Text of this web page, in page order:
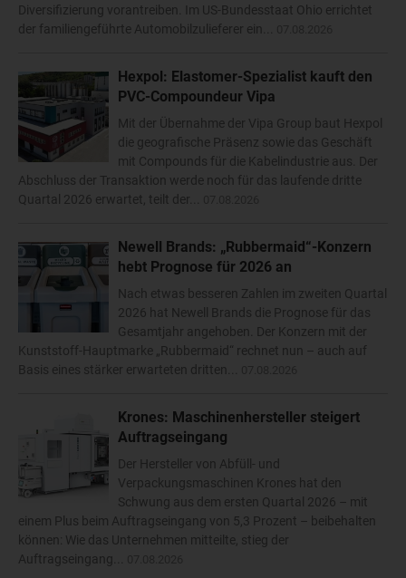
Diversifizierung vorantreiben. Im US-Bundesstaat Ohio errichtet
der familiengeführte Automobilzulieferer ein...
Hexpol: Elastomer-Spezialist kauft den
PVC-Compoundeur Vipa
Mit der Übernahme der Vipa Group baut Hexpol
die geografische Präsenz sowie das Geschäft
mit Compounds für die Kabelindustrie aus. Der
Abschluss der Transaktion werde noch für das laufende dritte
Quartal 2026 erwartet, teilt der...
Newell Brands: „Rubbermaid“-Konzern
hebt Prognose für 2026 an
Nach etwas besseren Zahlen im zweiten Quartal
2026 hat Newell Brands die Prognose für das
Gesamtjahr angehoben. Der Konzern mit der
Kunststoff-Hauptmarke „Rubbermaid“ rechnet nun – auch auf
Basis eines stärker erwarteten dritten...
Krones: Maschinenhersteller steigert
Auftragseingang
Der Hersteller von Abfüll- und
Verpackungsmaschinen Krones hat den
Schwung aus dem ersten Quartal 2026 – mit
einem Plus beim Auftragseingang von 5,3 Prozent – beibehalten
können: Wie das Unternehmen mitteilte, stieg der
Auftragseingang...